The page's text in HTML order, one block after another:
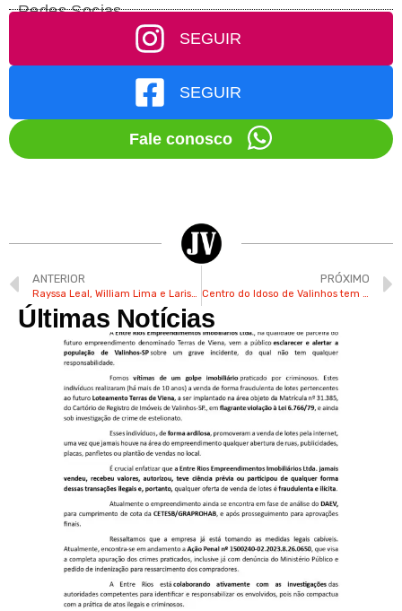
Redes Socias
SEGUIR
SEGUIR
Fale conosco
ANTERIOR
Rayssa Leal, William Lima e Larissa Pimenta conquistam 3 medalhas para o Brasil nas Olimpíadas
PRÓXIMO
Centro do Idoso de Valinhos tem inscrições abertas para dança de salão e outros cursos
Últimas Notícias